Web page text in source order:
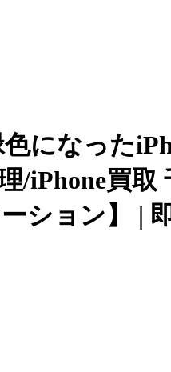
になった
/iPhone買
ション】 |